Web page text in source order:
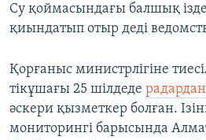
Су қоймасындағы балшық
қиындатып отыр деді
Қорғаныс министрлігіне
тікұшағы 25 шілдеде
әскери қызметкер болған.
мониторингі барысында